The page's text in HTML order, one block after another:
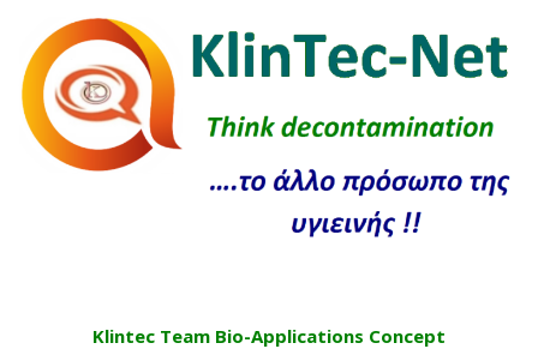
Klintec Team Bio-Applications Concept